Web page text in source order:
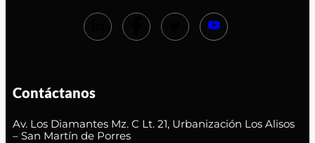
Contáctanos
Av. Los Diamantes Mz. C Lt. 21, Urbanización Los Alisos
– San Martín de Porres